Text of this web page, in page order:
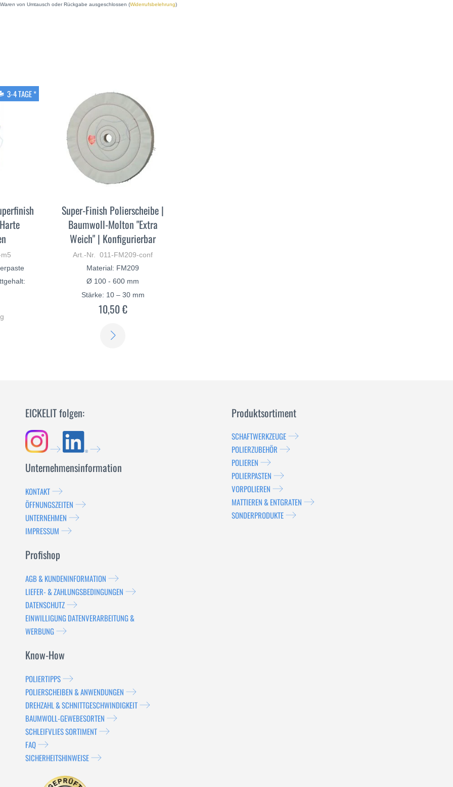
von Umtausch oder Rückgabe ausgeschlossen (Widerrufsbelehrung)
3-4 TAGE *
Super-Finish Polierscheibe |
Baumwoll-Molton "Extra
Weich" | Konfigurierbar
Art.-Nr. 011-FM209-conf
Material: FM209
Ø 100 - 600 mm
Stärke: 10 – 30 mm
10,50 €
EICKELIT folgen:
Unternehmensinformation
KONTAKT
ÖFFNUNGSZEITEN
UNTERNEHMEN
IMPRESSUM
Profishop
AGB & KUNDENINFORMATION
LIEFER- & ZAHLUNGSBEDINGUNGEN
DATENSCHUTZ
EINWILLIGUNG DATENVERARBEITUNG &
WERBUNG
Know-How
POLIERTIPPS
POLIERSCHEIBEN & ANWENDUNGEN
DREHZAHL & SCHNITTGESCHWINDIGKEIT
BAUMWOLL-GEWEBESORTEN
SCHLEIFVLIES SORTIMENT
FAQ
SICHERHEITSHINWEISE
Produktsortiment
SCHAFTWERKZEUGE
POLIERZUBEHÖR
POLIEREN
POLIERPASTEN
VORPOLIEREN
MATTIEREN & ENTGRATEN
SONDERPRODUKTE